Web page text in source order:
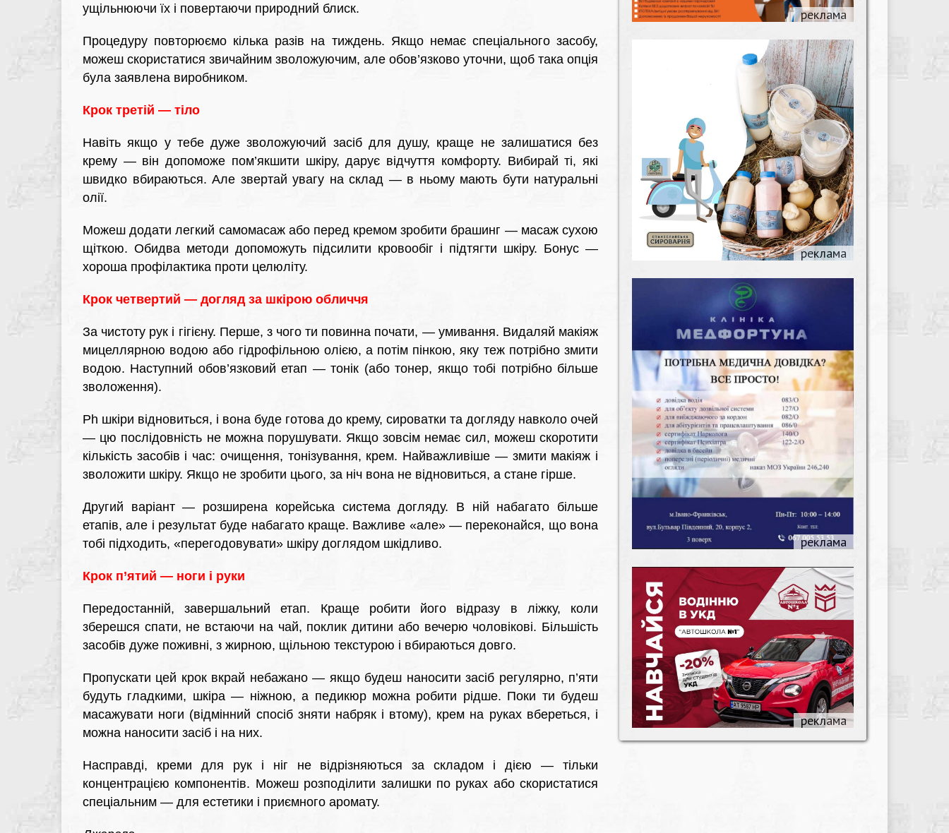
ущільнюючи їх і повертаючи природний блиск.
Процедуру повторюємо кілька разів на тиждень. Якщо немає спеціального засобу,
можеш скористатися звичайним зволожуючим, але обов’язково уточни, щоб така опція
була заявлена виробником.
Крок третій — тіло
Навіть якщо у тебе дуже зволожуючий засіб для душу, краще не залишатися без
крему — він допоможе пом’якшити шкіру, дарує відчуття комфорту. Вибирай ті, які
швидко вбираються. Але звертай увагу на склад — в ньому мають бути натуральні
олії.
Можеш додати легкий самомасаж або перед кремом зробити брашинг — масаж сухою
щіткою. Обидва методи допоможуть підсилити кровообіг і підтягти шкіру. Бонус —
хороша профілактика проти целюліту.
Крок четвертий — догляд за шкірою обличчя
За чистоту рук і гігієну. Перше, з чого ти повинна почати, — умивання. Видаляй макіяж
мицеллярною водою або гідрофільною олією, а потім пінкою, яку теж потрібно змити
водою. Наступний обов’язковий етап — тонік (або тонер, якщо тобі потрібно більше
зволоження).
Ph шкіри відновиться, і вона буде готова до крему, сироватки та догляду навколо очей
— цю послідовність не можна порушувати. Якщо зовсім немає сил, можеш скоротити
кількість засобів і час: очищення, тонізування, крем. Найважливіше — змити макіяж і
зволожити шкіру. Якщо не зробити цього, за ніч вона не відновиться, а стане гірше.
Другий варіант — розширена корейська система догляду. В ній набагато більше
етапів, але і результат буде набагато краще. Важливе «але» — переконайся, що вона
тобі підходить, «перегодовувати» шкіру доглядом шкідливо.
Крок п’ятий — ноги і руки
Передостанній, завершальний етап. Краще робити його відразу в ліжку, коли
зберешся спати, не встаючи на чай, поклик дитини або вечерю чоловікові. Більшість
засобів дуже поживні, з жирною, щільною текстурою і вбираються довго.
Пропускати цей крок вкрай небажано — якщо будеш наносити засіб регулярно, п’яти
будуть гладкими, шкіра — ніжною, а педикюр можна робити рідше. Поки ти будеш
масажувати ноги (відмінний спосіб зняти набряк і втому), крем на руках вбереться, і
можна наносити засіб і на них.
Насправді, креми для рук і ніг не відрізняються за складом і дією — тільки
концентрацією компонентів. Можеш розподілити залишки по руках або скористатися
спеціальним — для естетики і приємного аромату.